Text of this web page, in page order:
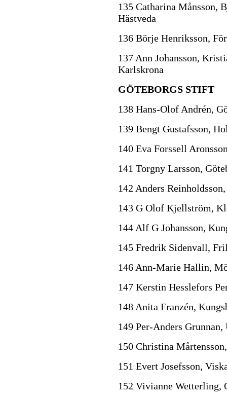
135 Catharina Månsson,
Hästveda
136 Börje Henriksson,
137 Ann Johansson,
Karlskrona
GÖTEBORGS STIFT
138 Hans-Olof Andrén,
139 Bengt Gustafsson,
140 Eva Forssell
141 Torgny Larsson,
142 Anders
143 G Olof Kjellström,
144 Alf G Johansson,
145 Fredrik Sidenvall,
146 Ann-Marie Hallin,
147 Kerstin Hesslefors
148 Anita Franzén,
149 Per-Anders Grunnan,
150 Christina
151 Evert Josefsson,
152 Vivianne Wetterling,